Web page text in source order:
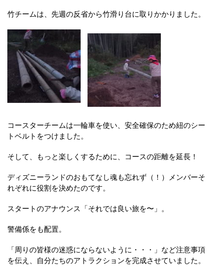
竹チームは、先週の反省から竹滑り台に取りかかりました。
コースターチームは一輪車を使い、安全確保のため紐のシー
トベルトをつけました。
そして、もっと楽しくするために、コースの距離を延長！
ディズニーランドのおもてなし魂も忘れず（！）メンバーそ
れぞれに役割を決めたのです。
スタートのアナウンス「それでは良い旅を〜」。
警備係をも配置。
「周りの皆様の迷惑にならないように・・・」など注意事項
を伝え、自分たちのアトラクションを完成させていました。